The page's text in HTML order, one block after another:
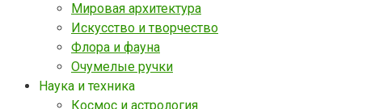
Мировая архитектура
Искусство и творчество
Флора и фауна
Очумелые ручки
Наука и техника
Космос и астрология